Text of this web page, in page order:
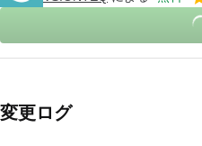
変更ログ